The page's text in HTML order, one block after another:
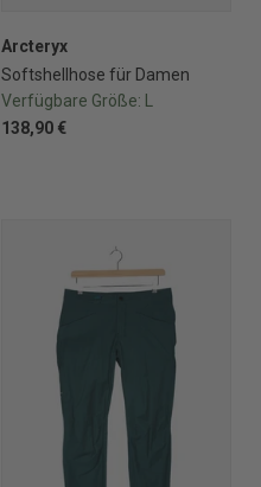
Arcteryx
Softshellhose für Damen
Verfügbare Größe:
138,90 €